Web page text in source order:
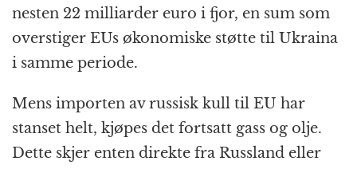
nesten 22 milliarder euro i fjor, en sum som
overstiger EUs økonomiske støtte til Ukraina
i samme periode.
Mens importen av russisk kull til EU har
stanset helt, kjøpes det fortsatt gass og olje.
Dette skjer enten direkte fra Russland eller